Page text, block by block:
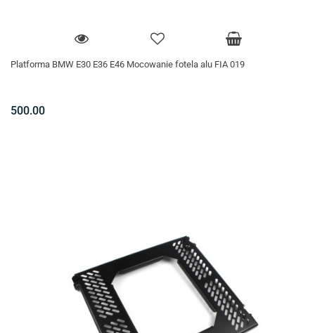
Platforma BMW E30 E36 E46 Mocowanie fotela alu FIA 019
500.00